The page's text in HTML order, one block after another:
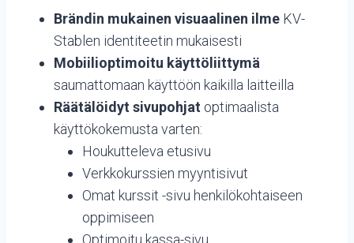
Brändin mukainen visuaalinen ilme KV-
Stablen identiteetin mukaisesti
Mobiilioptimoitu käyttöliittymä
saumattomaan käyttöön kaikilla laitteilla
Räätälöidyt sivupohjat optimaalista
käyttökokemusta varten:
Houkutteleva etusivu
Verkkokurssien myyntisivut
Omat kurssit -sivu henkilökohtaiseen
oppimiseen
Optimoitu kassa-sivu